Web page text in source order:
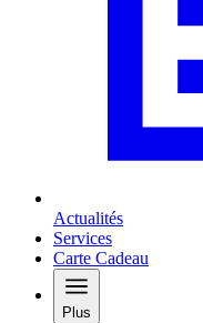
Actualités
Services
Carte Cadeau
Plus